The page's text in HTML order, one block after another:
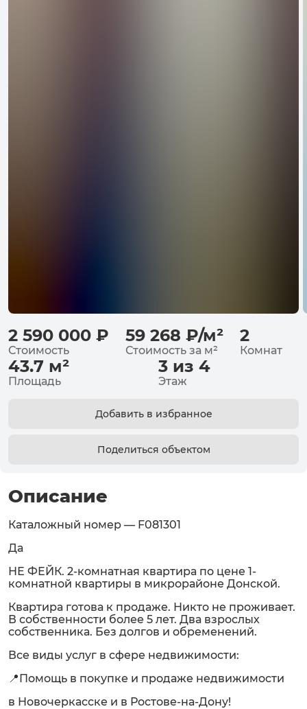
2 590 000 ₽
Стоимость
59 268 ₽/м²
Стоимость за м²
2
Комнат
43.7 м²
Площадь
3 из 4
Этаж
Добавить в избранное
Поделиться объектом
Описание
Каталожный номер — F081301
Да
НЕ ФЕЙК. 2-комнатная квартира по цене 1-
комнатной квартиры в микрорайоне Донской.
Квартира готова к продаже. Никто не проживает.
В собственности более 5 лет. Два взрослых
собственника. Без долгов и обременений.
Все виды услуг в сфере недвижимости:
📍Помощь в покупке и продаже недвижимости
в Новочеркасске и в Ростове-на-Дону!